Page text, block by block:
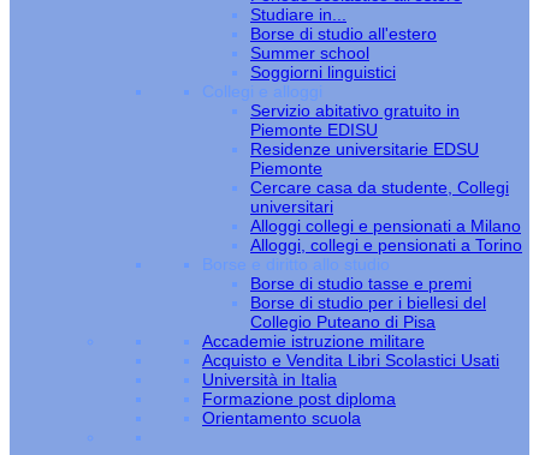
Studiare in...
Borse di studio all'estero
Summer school
Soggiorni linguistici
Collegi e alloggi
Servizio abitativo gratuito in
Piemonte EDISU
Residenze universitarie EDSU
Piemonte
Cercare casa da studente, Collegi
universitari
Alloggi collegi e pensionati a Milano
Alloggi, collegi e pensionati a Torino
Borse e diritto allo studio
Borse di studio tasse e premi
Borse di studio per i biellesi del
Collegio Puteano di Pisa
Accademie istruzione militare
Acquisto e Vendita Libri Scolastici Usati
Università in Italia
Formazione post diploma
Orientamento scuola